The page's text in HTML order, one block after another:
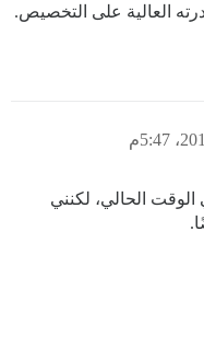
العالية على التخصيص.
الحالي، لكنني